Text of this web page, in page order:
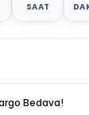
SAAT
Bedava!